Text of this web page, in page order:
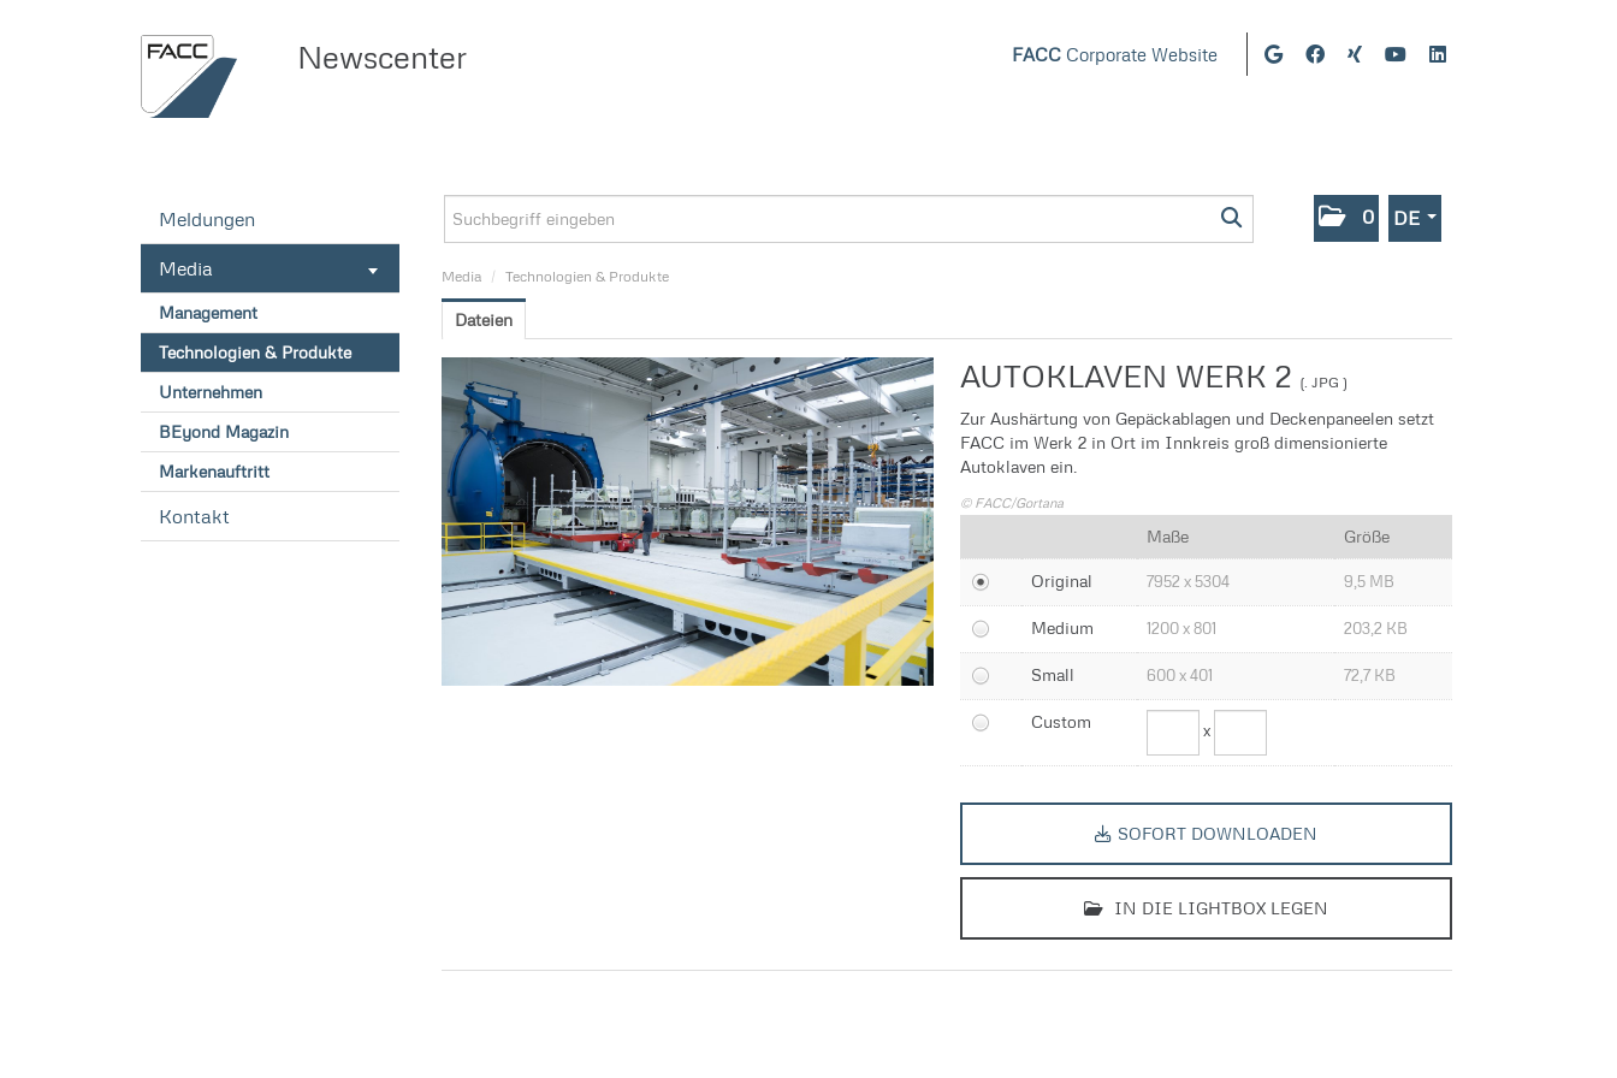
Newscenter FACC Corporate Website
0 DE
Meldungen
Media
Management
Technologien & Produkte
Unternehmen
BEyond Magazin
Markenauftritt
Kontakt
Media / Technologien & Produkte
Dateien
AUTOKLAVEN WERK 2 (. JPG )
Zur Aushärtung von Gepäckablagen und Deckenpaneelen setzt
FACC im Werk 2 in Ort im Innkreis groß dimensionierte
Autoklaven ein.
© FACC/Gortana
Maße Größe
Original 7952 x 5304 9,5 MB
Medium 1200 x 801 203,2 KB
Small 600 x 401 72,7 KB
Custom x
SOFORT DOWNLOADEN
IN DIE LIGHTBOX LEGEN